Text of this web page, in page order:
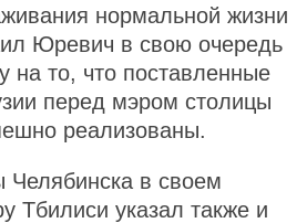
нормальной жизни
Юревич в свою очередь
на то, что поставленные
перед мэром столицы
реализованы.
Челябинска в своем
Тбилиси указал также и